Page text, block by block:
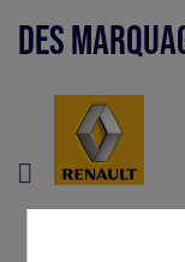
est
externe)
Des